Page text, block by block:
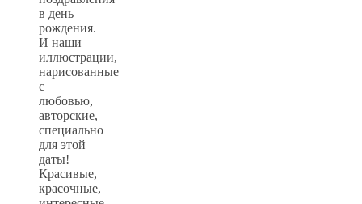
в день
рождения.
И наши
иллюстрации,
нарисованные
с
любовью,
авторские,
специально
для этой
даты!
Красивые,
красочные,